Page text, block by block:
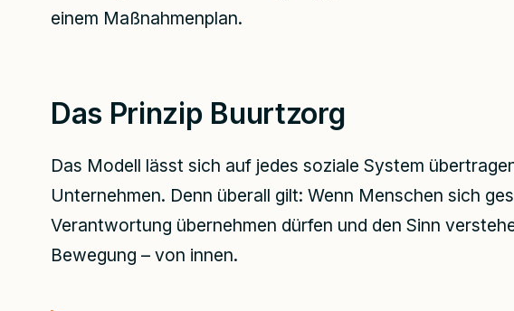
einem Maßnahmenplan.
Das Prinzip Buurtzorg
Das Modell lässt sich auf jedes soziale System
Unternehmen. Denn überall gilt: Wenn Menschen sich
Verantwortung übernehmen dürfen und den Sinn
Bewegung – von innen.